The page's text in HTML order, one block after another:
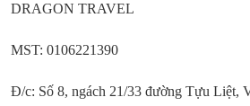
DRAGON TRAVEL
MST: 0106221390
Đ/c: Số 8, ngách 21/33 đường Tựu Liệt,